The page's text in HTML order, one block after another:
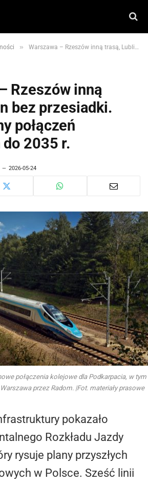
» Warszawa – Rzeszów inną trasą, Lublin bez przesiadki. Znamy plany połączeń kolejowych do 2035 r.
Rzeszów inną
bez przesiadki.
połączeń
2035 r.
2026-05-24
połączenia kolejowe dla Podkarpacia, w tym
przez Radom. |Fot. materiały prasowe
pokazało
Rozkładu Jazdy
rysuje plany przyszłych
w Polsce. Sześć linii